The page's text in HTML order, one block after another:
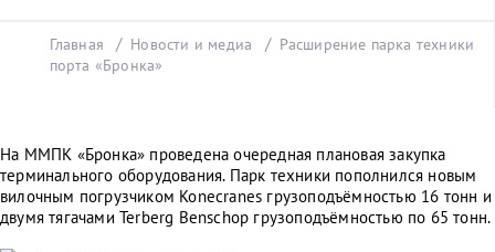
Главная Новости и медиа
Расширение парка техники
порта «Бронка»
На ММПК «Бронка» проведена очередная плановая закупка
терминального оборудования. Парк техники пополнился новым
вилочным погрузчиком Konecranes грузоподъёмностью 16 тонн и
двумя тягачами Terberg Benschop грузоподъёмностью по 65 тонн.